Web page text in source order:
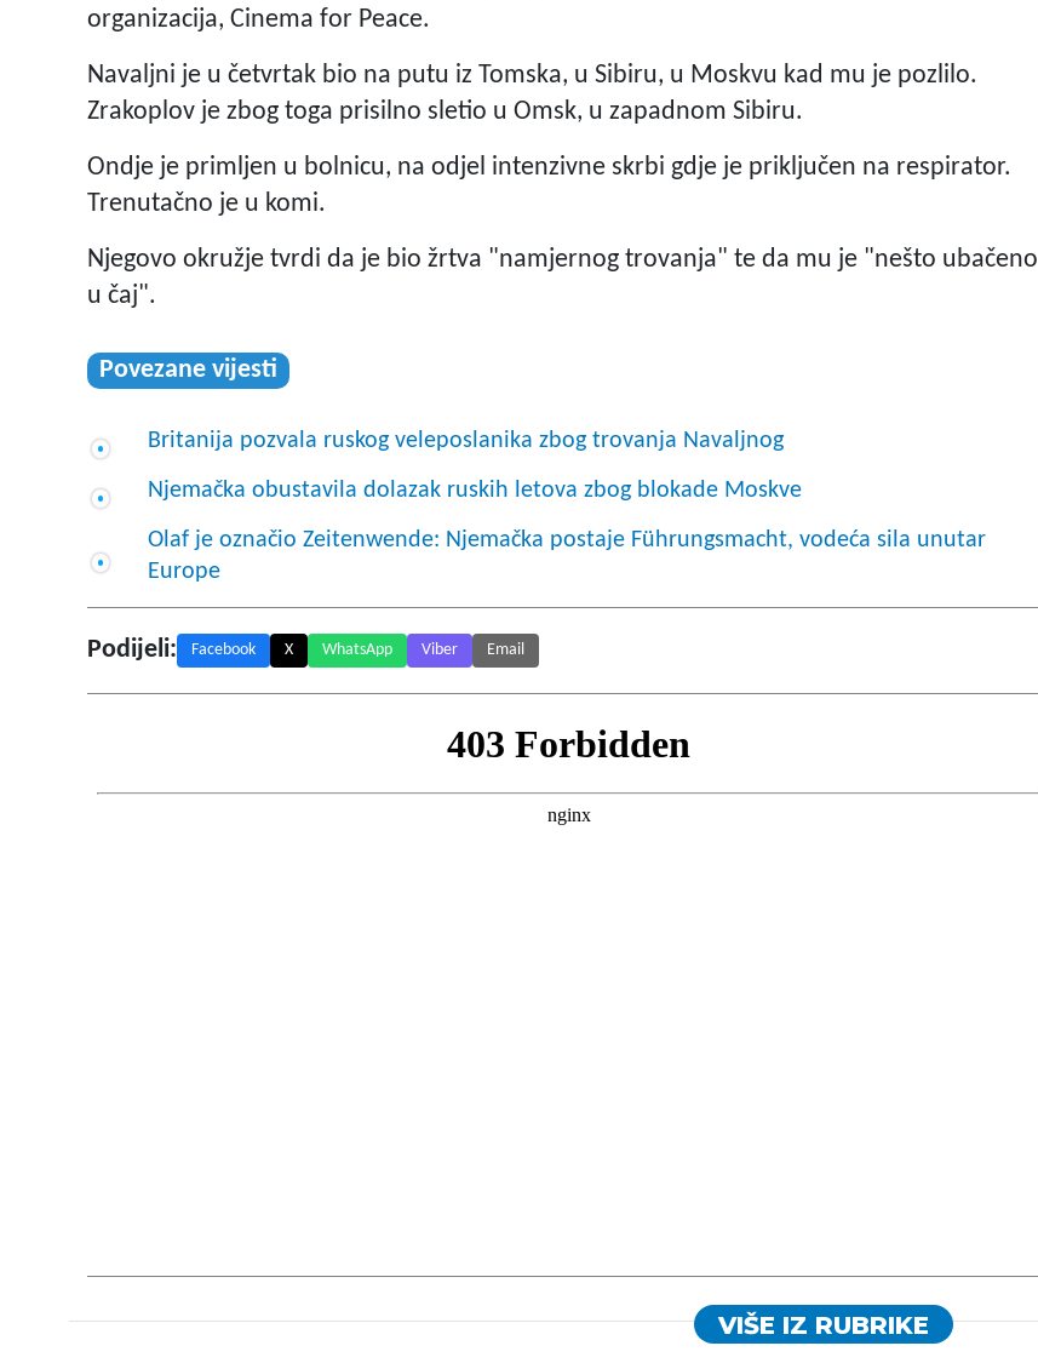
organizacija, Cinema for Peace.
Navaljni je u četvrtak bio na putu iz Tomska, u Sibiru, u Moskvu kad mu je pozlilo.
Zrakoplov je zbog toga prisilno sletio u Omsk, u zapadnom Sibiru.
Ondje je primljen u bolnicu, na odjel intenzivne skrbi gdje je priključen na respirator.
Trenutačno je u komi.
Njegovo okružje tvrdi da je bio žrtva "namjernog trovanja" te da mu je "nešto ubačeno
u čaj".
Povezane vijesti
Britanija pozvala ruskog veleposlanika zbog trovanja Navaljnog
Njemačka obustavila dolazak ruskih letova zbog blokade Moskve
Olaf je označio Zeitenwende: Njemačka postaje Führungsmacht, vodeća sila unutar
Europe
Podijeli: Facebook X WhatsApp Viber Email
VIŠE IZ RUBRIKE